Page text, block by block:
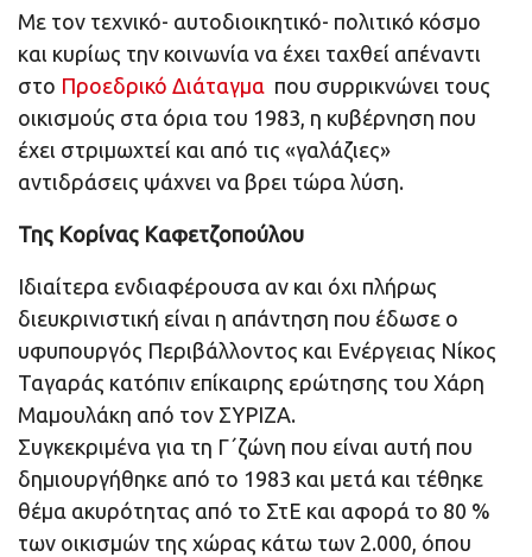
Με τον τεχνικό- αυτοδιοικητικό- πολιτικό κόσμο
και κυρίως την κοινωνία να έχει ταχθεί απέναντι
στο Προεδρικό Διάταγμα που συρρικνώνει τους
οικισμούς στα όρια του 1983, η κυβέρνηση που
έχει στριμωχτεί και από τις «γαλάζιες»
αντιδράσεις ψάχνει να βρει τώρα λύση.
Της Κορίνας Καφετζοπούλου
Ιδιαίτερα ενδιαφέρουσα αν και όχι πλήρως
διευκρινιστική είναι η απάντηση που έδωσε ο
υφυπουργός Περιβάλλοντος και Ενέργειας Νίκος
Ταγαράς κατόπιν επίκαιρης ερώτησης του Χάρη
Μαμουλάκη από τον ΣΥΡΙΖΑ.
Συγκεκριμένα για τη Γ΄ζώνη που είναι αυτή που
δημιουργήθηκε από το 1983 και μετά και τέθηκε
θέμα ακυρότητας από το ΣτΕ και αφορά το 80 %
των οικισμών της χώρας κάτω των 2.000, όπου